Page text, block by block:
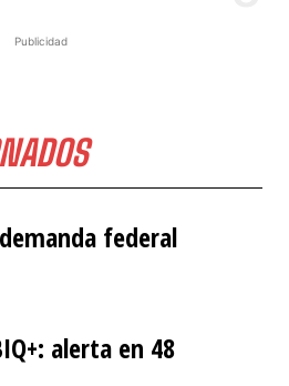
Publicidad
federal
alerta en 48